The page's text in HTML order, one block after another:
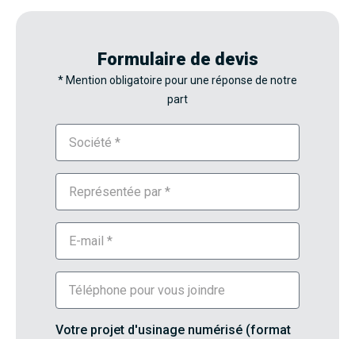
Formulaire de devis
* Mention obligatoire pour une réponse de notre
part
Votre projet d'usinage numérisé (format